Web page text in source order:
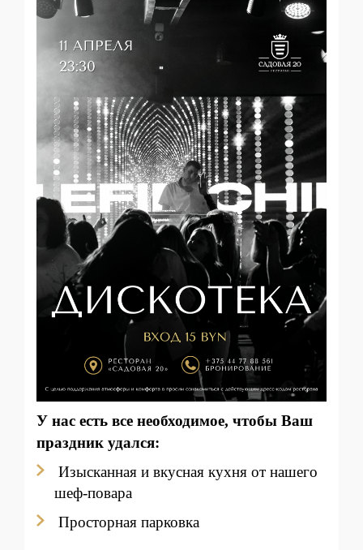
У нас есть все необходимое, чтобы Ваш
праздник удался:
Изысканная и вкусная кухня от нашего
шеф-повара
Просторная парковка